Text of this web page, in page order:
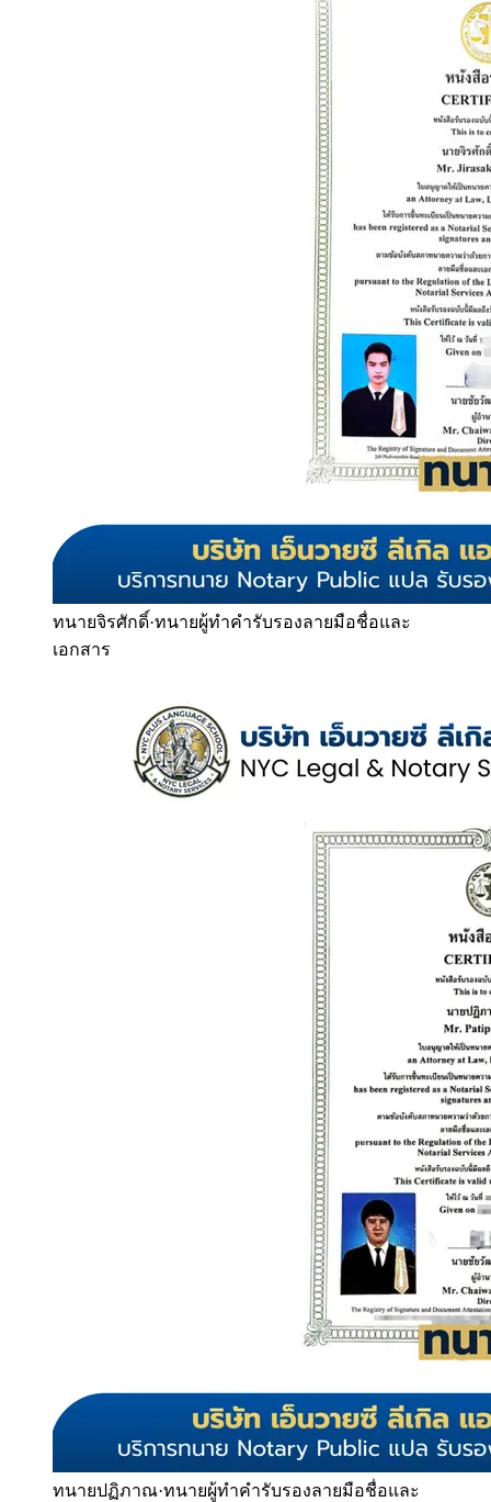
ทนายจิรศักดิ์·ทนายผู้ทำคำรับรองลายมือชื่อและ
เอกสาร
ทนายปฏิภาณ·ทนายผู้ทำคำรับรองลายมือชื่อและ